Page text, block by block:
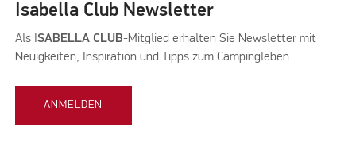
Isabella Club Newsletter
Als ISABELLA CLUB-Mitglied erhalten Sie Newsletter mit
Neuigkeiten, Inspiration und Tipps zum Campingleben.
ANMELDEN